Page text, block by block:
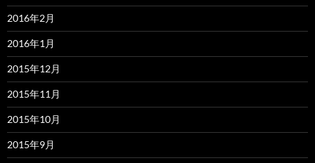
2016年2月
2016年1月
2015年12月
2015年11月
2015年10月
2015年9月